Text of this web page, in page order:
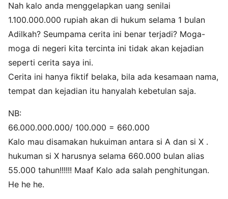
Nah kalo anda menggelapkan uang senilai
1.100.000.000 rupiah akan di hukum selama 1 bulan
Adilkah? Seumpama cerita ini benar terjadi? Moga-
moga di negeri kita tercinta ini tidak akan kejadian
seperti cerita saya ini.
Cerita ini hanya fiktif belaka, bila ada kesamaan nama,
tempat dan kejadian itu hanyalah kebetulan saja.
NB:
66.000.000.000/ 100.000 = 660.000
Kalo mau disamakan hukuiman antara si A dan si X .
hukuman si X harusnya selama 660.000 bulan alias
55.000 tahun!!!!!! Maaf Kalo ada salah penghitungan.
He he he.